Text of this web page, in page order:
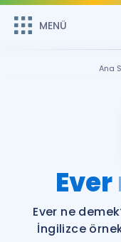
MENÜ
Remzi Hoca ile seni
MENÜ
Faydalı Araçlar
Ana
Ever
Ever ne
İngilizce